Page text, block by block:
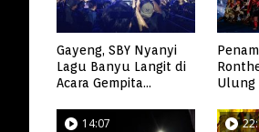
Gayeng, SBY Nyanyi
Lagu Banyu Langit di
Acara Gempita
Ulung
14:07